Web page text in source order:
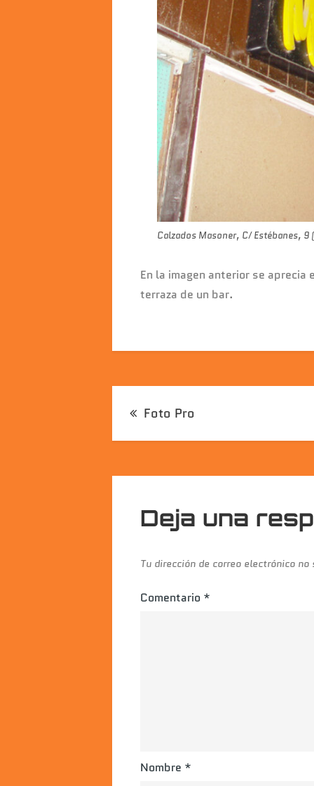
Calzados Masoner, C/ Estébanes, 9
En la imagen anterior se
terraza de un bar.
Navegación
de
entradas
Foto Pro
Deja una
Tu dirección de correo electrónico no
Comentario *
Nombre *